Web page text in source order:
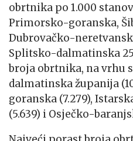
obrtnika po 1.000
Primorsko-goranska,
Dubrovačko-
Splitsko-dalmatinska
broja obrtnika, na vrhu
dalmatinska županija
goranska (7.279),
(5.639) i Osječko-